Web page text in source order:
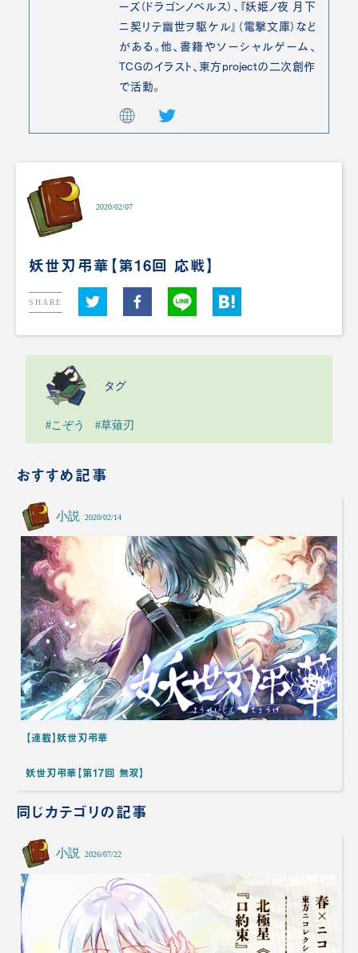
ーズ（ドラゴンノベルス）、『妖姫ノ夜 月下
ニ契リテ幽世ヲ駆ケル』（電撃文庫）など
がある。他、書籍やソーシャルゲーム、
TCGのイラスト、東方projectの二次創作
で活動。
2020/02/07
妖世刃弔華【第16回 応戦】
SHARE
タグ
#こぞう #草薙刃
おすすめ記事
小説 2020/02/14
【連載】妖世刃弔華
妖世刃弔華【第17回 無双】
同じカテゴリの記事
小説 2026/07/22